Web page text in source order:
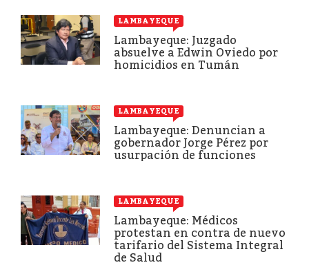
LAMBAYEQUE
Lambayeque: Juzgado
absuelve a Edwin Oviedo por
homicidios en Tumán
LAMBAYEQUE
Lambayeque: Denuncian a
gobernador Jorge Pérez por
usurpación de funciones
LAMBAYEQUE
Lambayeque: Médicos
protestan en contra de nuevo
tarifario del Sistema Integral
de Salud